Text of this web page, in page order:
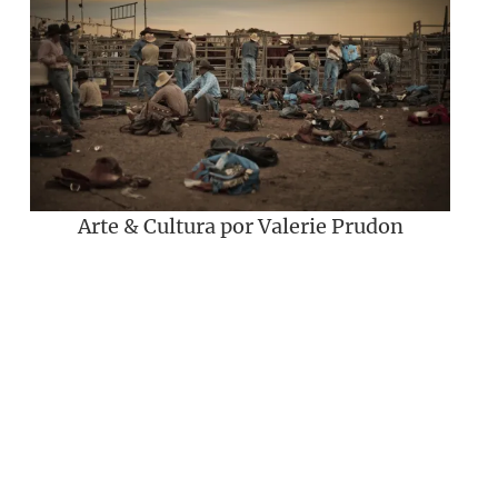
Arte & Cultura por Valerie Prudon